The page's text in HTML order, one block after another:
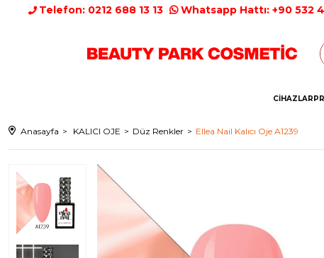
Telefon: 0212 688 13 13 Whatsapp Hattı: +90 532
CİHAZLAR
Anasayfa KALICI OJE Düz Renkler Ellea Nail Kalıcı Oje A1239